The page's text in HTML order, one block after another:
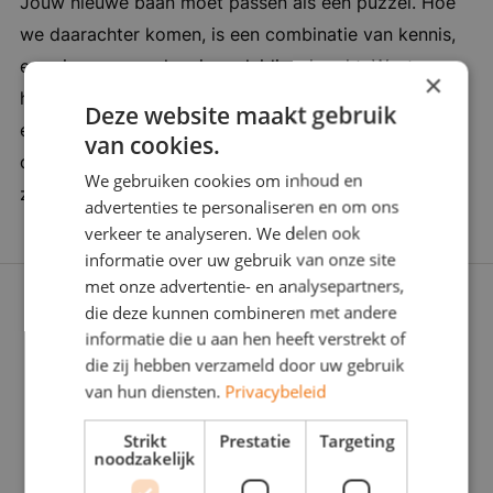
ze organiseren regelmatig uitjes of activiteiten
voor het personeel. Bedrijf in vijf woorden:
teamwork
we daarachter komen, is een combinatie van kennis,
ervaring en een vleugje verleidingskracht. Want soms
heb je een duwtje in de rug nodig. Wij zijn er om je
een zinvolle carrièrestap te laten zetten. Daarom
doorgronden we jou én de werkgever stevig: Wat
zoeken jullie écht? Zijn jullie voor elkaar gemaakt?
×
Deze website maakt gebruik
van cookies.
We gebruiken cookies om inhoud en
advertenties te personaliseren en om ons
verkeer te analyseren. We delen ook
informatie over uw gebruik van onze site
met onze advertentie- en analysepartners,
die deze kunnen combineren met andere
informatie die u aan hen heeft verstrekt of
die zij hebben verzameld door uw gebruik
van hun diensten. Privacybeleid
Strikt
noodzakelijk
Prestatie Targeting